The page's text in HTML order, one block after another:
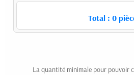
Total : 0
La quantité minimale pour pouvoir